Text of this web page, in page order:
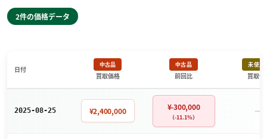
2件の価格データ
日付
中古品
買取価格
中古品
前回比
未使用
買取価
2025-08-25 ¥2,400,000 ¥-300,000
（-11.1%） －